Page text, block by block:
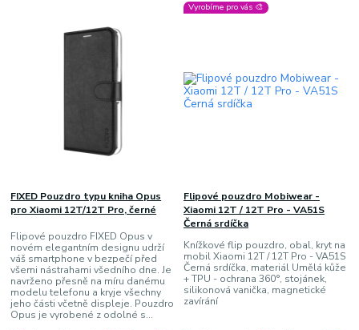
FIXED Pouzdro typu kniha Opus
pro Xiaomi 12T/12T Pro, černé
Flipové pouzdro FIXED Opus v
novém elegantním designu udrží
váš smartphone v bezpečí před
všemi nástrahami všedního dne. Je
navrženo přesně na míru danému
modelu telefonu a kryje všechny
jeho části včetně displeje. Pouzdro
Opus je vyrobené z odolné s...
Vyrobíme pro vás 🎨
Flipové pouzdro Mobiwear -
Xiaomi 12T / 12T Pro - VA51S
Černá srdíčka
Knížkové flip pouzdro, obal, kryt na
mobil Xiaomi 12T / 12T Pro - VA51S
Černá srdíčka, materiál Umělá kůže
+ TPU - ochrana 360°, stojánek,
silikonová vanička, magnetické
zavírání